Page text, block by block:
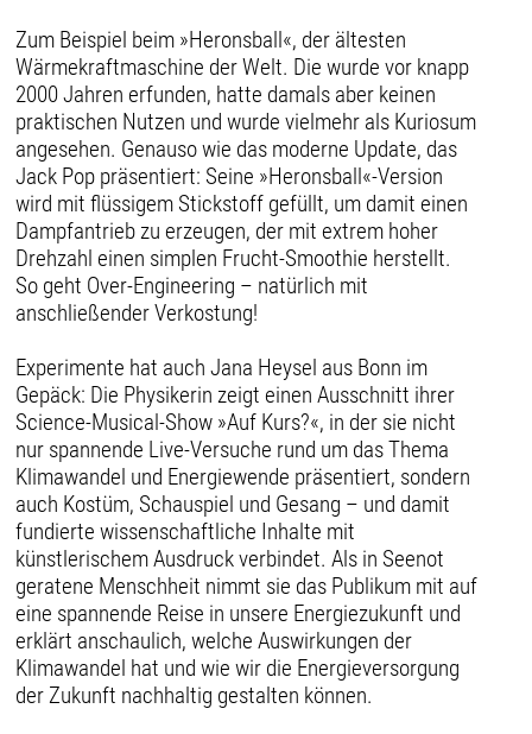
Zum Beispiel beim »Heronsball«, der ältesten
Wärmekraftmaschine der Welt. Die wurde vor knapp
2000 Jahren erfunden, hatte damals aber keinen
praktischen Nutzen und wurde vielmehr als Kuriosum
angesehen. Genauso wie das moderne Update, das
Jack Pop präsentiert: Seine »Heronsball«-Version
wird mit flüssigem Stickstoff gefüllt, um damit einen
Dampfantrieb zu erzeugen, der mit extrem hoher
Drehzahl einen simplen Frucht-Smoothie herstellt.
So geht Over-Engineering – natürlich mit
anschließender Verkostung!
Experimente hat auch Jana Heysel aus Bonn im
Gepäck: Die Physikerin zeigt einen Ausschnitt ihrer
Science-Musical-Show »Auf Kurs?«, in der sie nicht
nur spannende Live-Versuche rund um das Thema
Klimawandel und Energiewende präsentiert, sondern
auch Kostüm, Schauspiel und Gesang – und damit
fundierte wissenschaftliche Inhalte mit
künstlerischem Ausdruck verbindet. Als in Seenot
geratene Menschheit nimmt sie das Publikum mit auf
eine spannende Reise in unsere Energiezukunft und
erklärt anschaulich, welche Auswirkungen der
Klimawandel hat und wie wir die Energieversorgung
der Zukunft nachhaltig gestalten können.